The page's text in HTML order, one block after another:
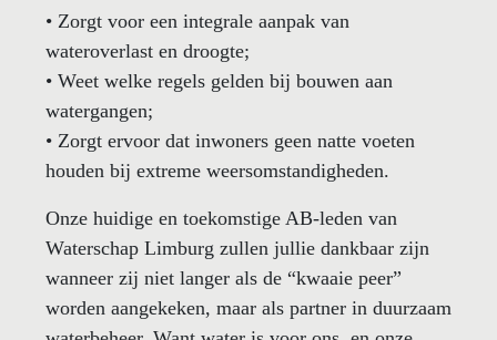
• Zorgt voor een integrale aanpak van
wateroverlast en droogte;
• Weet welke regels gelden bij bouwen aan
watergangen;
• Zorgt ervoor dat inwoners geen natte voeten
houden bij extreme weersomstandigheden.
Onze huidige en toekomstige AB-leden van
Waterschap Limburg zullen jullie dankbaar zijn
wanneer zij niet langer als de “kwaaie peer”
worden aangekeken, maar als partner in duurzaam